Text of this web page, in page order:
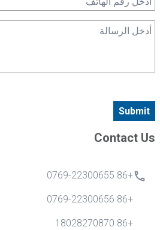
Contact Us
+86 0769-22300655
+86 0769-22300656
+86 18028270870
Submit